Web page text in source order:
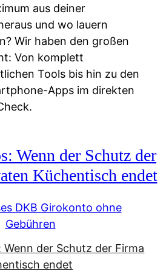
aus deiner
und wo lauern
Wir haben den großen
Von komplett
Tools bis hin zu den
Apps im direkten
Wenn der Schutz der
Küchentisch endet
DKB Girokonto ohne
Gebühren